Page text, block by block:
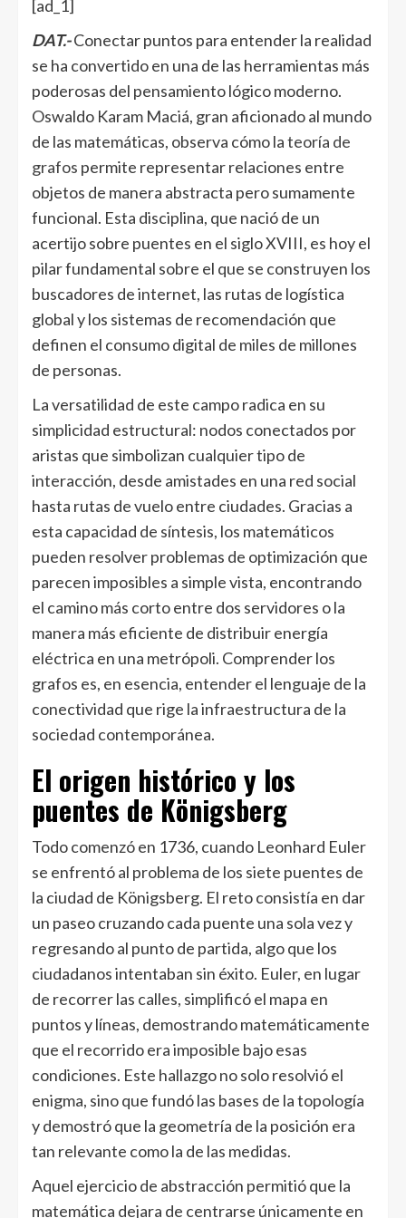
[ad_1]
DAT.-Conectar puntos para entender la realidad
se ha convertido en una de las herramientas más
poderosas del pensamiento lógico moderno.
Oswaldo Karam Maciá, gran aficionado al mundo
de las matemáticas, observa cómo lateoría de
grafos permite representar relaciones entre
objetos de manera abstracta pero sumamente
funcional. Esta disciplina, que nació de un
acertijo sobre puentes en el siglo XVIII, es hoy el
pilar fundamental sobre el que se construyen los
buscadores de internet, las rutas de logística
global y los sistemas de recomendación que
definen el consumo digital de miles de millones
de personas.
La versatilidad de este campo radica en su
simplicidad estructural: nodos conectados por
aristas que simbolizan cualquier tipo de
interacción, desde amistades en una red social
hasta rutas de vuelo entre ciudades. Gracias a
esta capacidad de síntesis, los matemáticos
pueden resolver problemas de optimización que
parecen imposibles a simple vista, encontrando
el camino más corto entre dos servidores o la
manera más eficiente de distribuir energía
eléctrica en una metrópoli. Comprender los
grafos es, en esencia, entender el lenguaje de la
conectividad que rige la infraestructura de la
sociedad contemporánea.
El origen histórico y los
puentes de Königsberg
Todo comenzó en 1736, cuando Leonhard Euler
se enfrentó al problema de los siete puentes de
la ciudad de Königsberg. El reto consistía en dar
un paseo cruzando cada puente una sola vez y
regresando al punto de partida, algo que los
ciudadanos intentaban sin éxito. Euler, en lugar
de recorrer las calles, simplificó el mapa en
puntos y líneas, demostrando matemáticamente
que el recorrido era imposible bajo esas
condiciones. Este hallazgo no solo resolvió el
enigma, sino que fundó las bases de la topología
y demostró que la geometría de la posición era
tan relevante como la de las medidas.
Aquel ejercicio de abstracción permitió que la
matemática dejara de centrarse únicamente en